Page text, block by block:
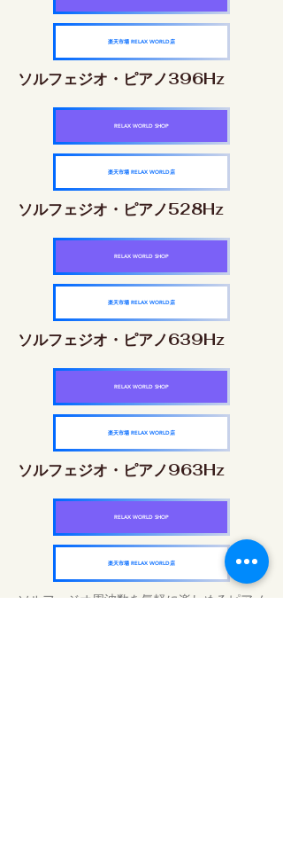
楽天市場 RELAX WORLD店
ソルフェジオ・ピアノ396Hz
RELAX WORLD SHOP
楽天市場 RELAX WORLD店
ソルフェジオ・ピアノ528Hz
RELAX WORLD SHOP
楽天市場 RELAX WORLD店
ソルフェジオ・ピアノ639Hz
RELAX WORLD SHOP
楽天市場 RELAX WORLD店
ソルフェジオ・ピアノ963Hz
RELAX WORLD SHOP
楽天市場 RELAX WORLD店
ソルフェジオ周波数を気軽に楽しめるピアノ